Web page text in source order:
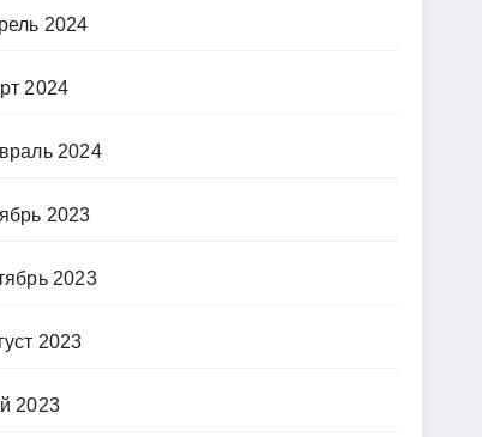
2024
2024
2024
2023
2023
2023
2023